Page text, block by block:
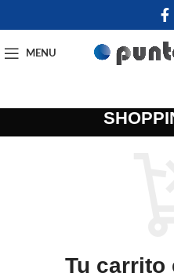
MENU
Tu carrito